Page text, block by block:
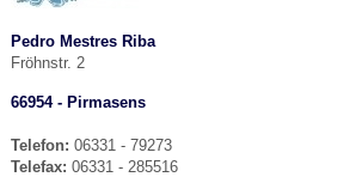
Pedro Mestres Riba
Fröhnstr. 2
66954 - Pirmasens
Telefon: 06331 - 79273
Telefax: 06331 - 285516